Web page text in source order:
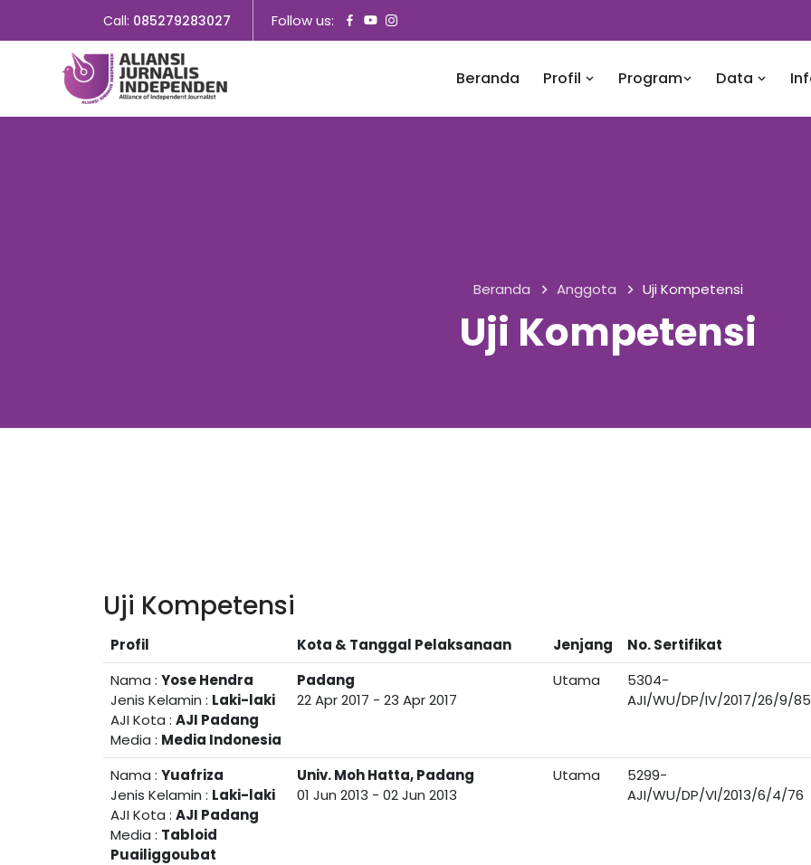
Call: 085279283027 Follow us:
Beranda Profil Program Data
Beranda Anggota Uji Kompetensi
Uji Kompetensi
Uji Kompetensi
Profil Kota & Tanggal Pelaksanaan Jenjang
No. Sertifikat
Nama : Yose Hendra
Jenis Kelamin : Laki-laki
AJI Kota : AJI Padang
Media : Media Indonesia
Padang
22 Apr 2017 - 23 Apr 2017
Utama
5304-
AJI/WU/DP/IV/2017/26/9/85
Nama : Yuafriza
Jenis Kelamin : Laki-laki
AJI Kota : AJI Padang
Media : Tabloid
Puailiggoubat
Univ. Moh Hatta, Padang
01 Jun 2013 - 02 Jun 2013
Utama
5299-
AJI/WU/DP/VI/2013/6/4/76